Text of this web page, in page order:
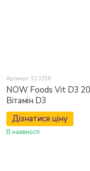
Артикул: 523356
NOW Foods Vit D3
Вітамін D3
Дізнатися ціну
В наявності